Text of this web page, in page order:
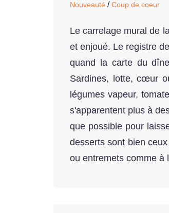
Nouveauté /Coup de coeur
Le carrelage mural de
et enjoué. Le registre
quand la carte du
Sardines, lotte, cœur
légumes vapeur,
s'apparentent plus à
que possible pour
desserts sont bien
ou entremets comme à